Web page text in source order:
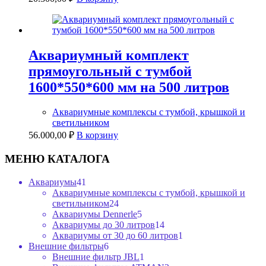
Аквариумный комплект
прямоугольный с тумбой
1600*550*600 мм на 500 литров
Аквариумные комплексы с тумбой, крышкой и
светильником
56.000,00 ₽ В корзину
МЕНЮ КАТАЛОГА
Аквариумы41
товар
Аквариумные комплексы с тумбой, крышкой и
светильником2424
товара
Аквариумы Dennerle55
товаров
Аквариумы до 30 литров1414
товаров
Аквариумы от 30 до 60 литров1
Внешние фильтры66
товаров
Внешние фильтр JBL1